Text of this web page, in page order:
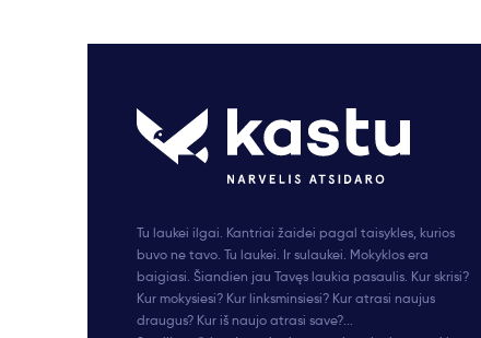
Tu laukei ilgai. Kantriai žaidei pagal taisykles, kurios
buvo ne tavo. Tu laukei. Ir sulaukei. Mokyklos era
baigiasi. Šiandien jau Tavęs laukia pasaulis. Kur skrisi?
Kur mokysiesi? Kur linksminsiesi? Kur atrasi naujus
draugus? Kur iš naujo atrasi save?...